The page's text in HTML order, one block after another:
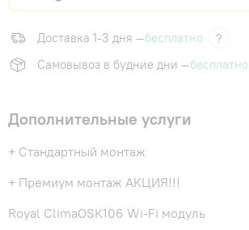
Доставка 1-3 дня —бесплатно
?
Самовывоз в будние дни —бесплатно
Дополнительные услуги
+ Стандартный монтаж
+ Премиум монтаж АКЦИЯ!!!
Royal ClimaOSK106 Wi-Fi модуль